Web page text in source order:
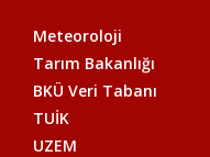
Meteoroloji
Tarım Bakanlığı
BKÜ Veri Tabanı
TUİK
UZEM